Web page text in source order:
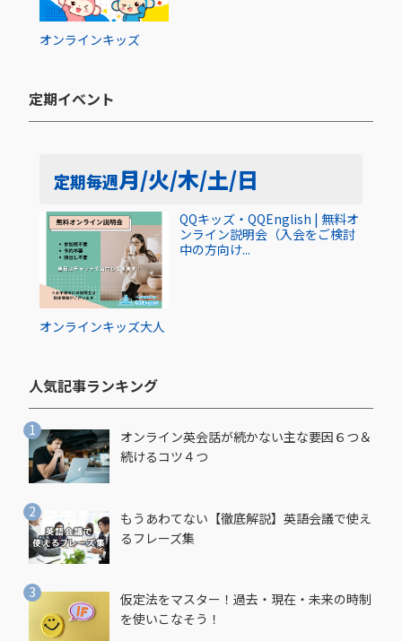
オンラインキッズ
定期イベント​
定期毎週月/火/木/土/日
オンラインキッズ大人
QQキッズ・QQEnglish | 無料オ
ンライン説明会（入会をご検討
中の方向け...
人気記事ランキング​
オンライン英会話が続かない主な要因６つ＆
続けるコツ４つ
もうあわてない【徹底解説】英語会議で使え
るフレーズ集
仮定法をマスター！過去・現在・未来の時制
を使いこなそう！